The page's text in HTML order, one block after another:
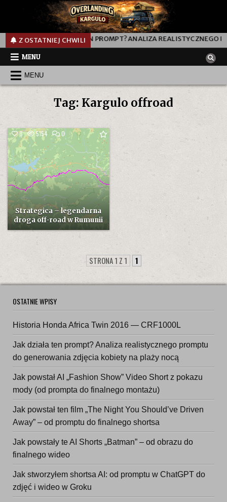
Z OSTATNIEJ CHWILI
JAK DZIAŁA TEN PROMPT? ANALIZA REALISTYCZNEGO
MENU
MENU
Tag: Kargulo offroad
0 5154 0COMMENT
ON
STRATEGICA
–
LEGENDARNA
DROGA
OFF-
ROAD
W
RUMUNII
Strategica – legendarna
droga off-road w Rumunii
STRONA 1 Z 1 1
OSTATNIE WPISY
Historia Honda Africa Twin 2016 — CRF1000L
Jak działa ten prompt? Analiza realistycznego promptu
do generowania zdjęcia kobiety na plaży nocą
Jak powstał AI „Fashion Show” Video Short z pokazu
mody (od prompta do finalnego montażu)
Jak powstał ten film „The Night You Should’ve Driven
Away” – od promptu do finalnego shortsa
Jak powstały te AI Shorts „Batman” – od obrazu do
finalnego wideo
Jak stworzyłem shortsa AI: od promptu w ChatGPT do
zdjęć i wideo w Groku